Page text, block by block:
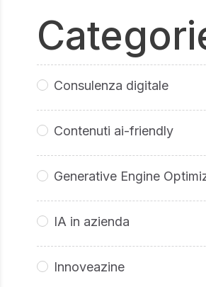
Consulenza digitale
Contenuti ai-friendly
Generative Engine
IA in azienda
Innoveazine